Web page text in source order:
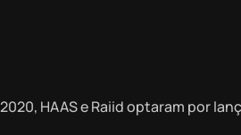
HAAS e Raiid optaram por